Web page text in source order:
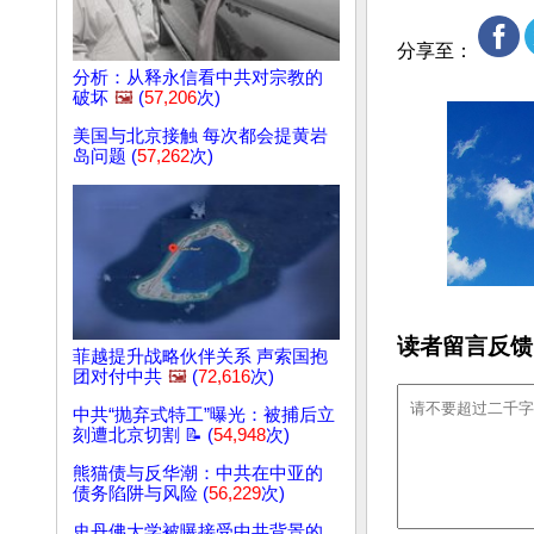
分析：从释永信看中共对宗教的
破坏 🖼️ (57,206次)
美国与北京接触 每次都会提黄岩
岛问题 (57,262次)
菲越提升战略伙伴关系 声索国抱
团对付中共 🖼️ (72,616次)
中共“抛弃式特工”曝光：被捕后立
刻遭北京切割 📝 (54,948次)
熊猫债与反华潮：中共在中亚的
债务陷阱与风险 (56,229次)
分享至：
读者留言反